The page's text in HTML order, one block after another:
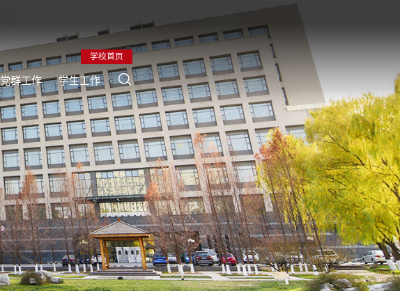
学校首页
党群工作 学生工作